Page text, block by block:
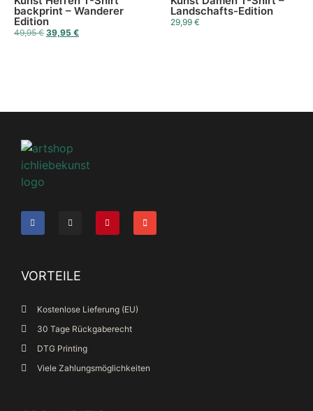
backprint – Wanderer
Edition
49,95€ 39,95 €
Landschafts-Edition
29,99 €
VORTEILE
Kostenlose Lieferung (EU)
30 Tage Rückgaberecht
DTG Printing
Viele Zahlungsmöglichkeiten